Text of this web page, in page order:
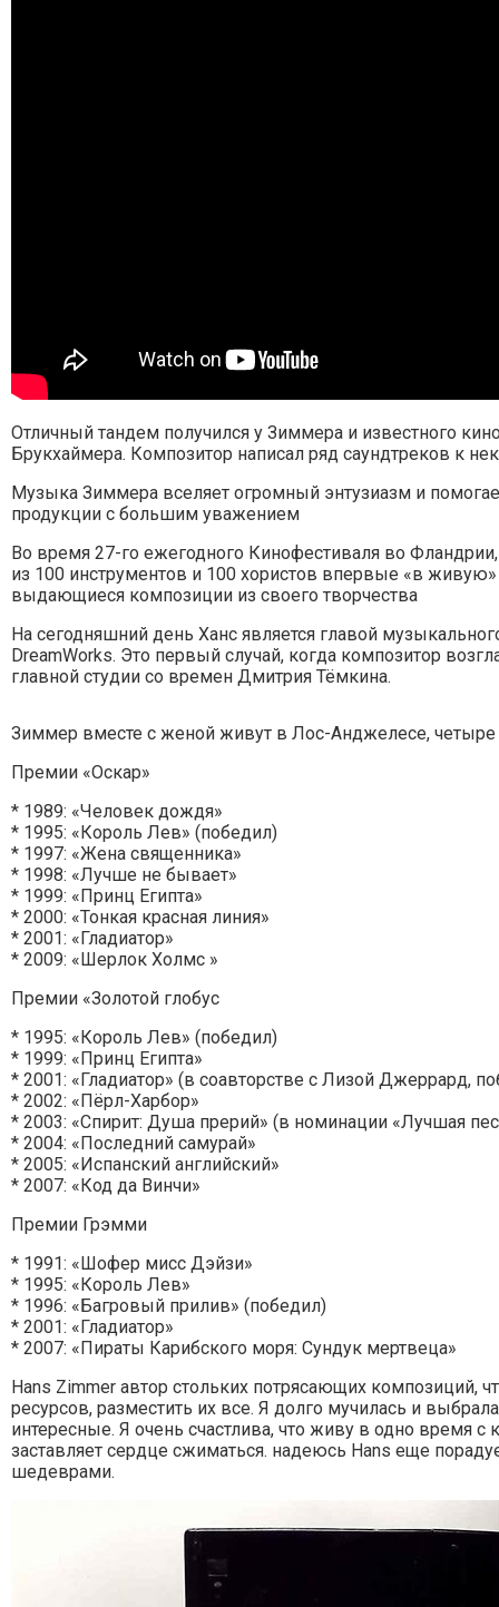
Отличный тандем получился у Зиммера и известного
Брукхаймера. Композитор написал ряд саундтреков к
Музыка Зиммера вселяет огромный энтузиазм и
продукции с большим уважением
Во время 27-го ежегодного Кинофестиваля во
из 100 инструментов и 100 хористов впервые «в
выдающиеся композиции из своего творчества
На сегодняшний день Ханс является главой
DreamWorks. Это первый случай, когда композитор
главной студии со времен Дмитрия Тёмкина.
Зиммер вместе с женой живут в Лос-Анджелесе, четыре
Премии «Оскар»
* 1989: «Человек дождя»
* 1995: «Король Лев» (победил)
* 1997: «Жена священника»
* 1998: «Лучше не бывает»
* 1999: «Принц Египта»
* 2000: «Тонкая красная линия»
* 2001: «Гладиатор»
* 2009: «Шерлок Холмс »
Премии «Золотой глобус
* 1995: «Король Лев» (победил)
* 1999: «Принц Египта»
* 2001: «Гладиатор» (в соавторстве с Лизой Джеррард,
* 2002: «Пёрл-Харбор»
* 2003: «Спирит: Душа прерий» (в номинации «Лучшая
* 2004: «Последний самурай»
* 2005: «Испанский английский»
* 2007: «Код да Винчи»
Премии Грэмми
* 1991: «Шофер мисс Дэйзи»
* 1995: «Король Лев»
* 1996: «Багровый прилив» (победил)
* 2001: «Гладиатор»
* 2007: «Пираты Карибского моря: Сундук мертвеца»
Hans Zimmer автор стольких потрясающих композиций,
ресурсов, разместить их все. Я долго мучилась и
интересные. Я очень счастлива, что живу в одно время
заставляет сердце сжиматься. надеюсь Наns еще
шедеврами.